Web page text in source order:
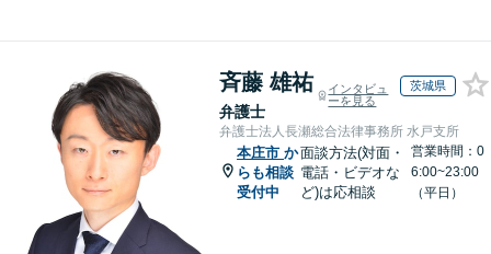
斉藤 雄祐
弁護士
インタビュ
ーを見る
茨城県
弁護士法人長瀬総合法律事務所 水戸支所
本庄市 か
らも相談
受付中
面談方法(対面・
電話・ビデオな
ど)は応相談
営業時間：0
6:00~23:00
（平日）